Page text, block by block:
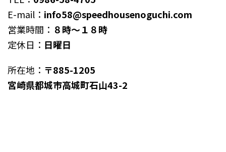
E-mail： info58@speedhousenoguchi.com
営業時間： ８時～１８時
定休日： 日曜日
所在地： 〒885-1205
宮崎県都城市高城町石山43-2